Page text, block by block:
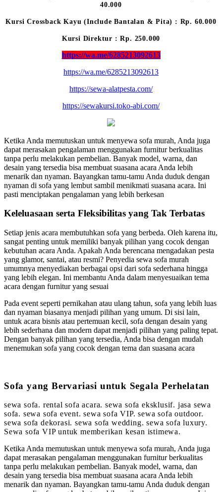
40.000
Kursi Crossback Kayu (Include Bantalan & Pita) : Rp. 60.000
Kursi Direktur : Rp. 250.000
https://wa.me/6285213092613
https://wa.me/6285213092613
https://sewa-alatpesta.com/
https://sewakursi.toko-abi.com/
Ketika Anda memutuskan untuk menyewa sofa murah, Anda juga
dapat merasakan pengalaman menggunakan furnitur berkualitas
tanpa perlu melakukan pembelian. Banyak model, warna, dan
desain yang tersedia bisa membuat suasana acara Anda lebih
menarik dan nyaman. Bayangkan tamu-tamu Anda duduk dengan
nyaman di sofa yang lembut sambil menikmati suasana acara. Ini
pasti menciptakan pengalaman yang lebih berkesan
Keleluasaan serta Fleksibilitas yang Tak Terbatas
Setiap jenis acara membutuhkan sofa yang berbeda. Oleh karena itu,
sangat penting untuk memiliki banyak pilihan yang cocok dengan
kebutuhan acara Anda. Apakah Anda berencana mengadakan pesta
yang glamor, santai, atau resmi? Penyedia sewa sofa murah
umumnya menyediakan berbagai opsi dari sofa sederhana hingga
yang lebih elegan. Ini membantu Anda dalam menyesuaikan tema
acara dengan furnitur yang sesuai
Pada event seperti pernikahan atau ulang tahun, sofa yang lebih luas
dan nyaman biasanya menjadi pilihan yang umum. Di sisi lain,
untuk acara bisnis atau pertemuan kecil, sofa dengan desain yang
lebih sederhana dan modern dapat menjadi pilihan yang paling tepat.
Dengan banyak pilihan yang tersedia, Anda bisa dengan mudah
menemukan sofa yang cocok dengan tema dan suasana acara
Sofa yang Bervariasi untuk Segala Perhelatan
sewa sofa. rental sofa acara. sewa sofa eksklusif. jasa sewa
sofa. sewa sofa event. sewa sofa VIP. sewa sofa outdoor.
sewa sofa dekorasi. sewa sofa wedding. sewa sofa luxury.
Sewa sofa VIP untuk memberikan kesan istimewa.
Ketika Anda memutuskan untuk menyewa sofa murah, Anda juga
dapat merasakan pengalaman menggunakan furnitur berkualitas
tanpa perlu melakukan pembelian. Banyak model, warna, dan
desain yang tersedia bisa membuat suasana acara Anda lebih
menarik dan nyaman. Bayangkan tamu-tamu Anda duduk dengan